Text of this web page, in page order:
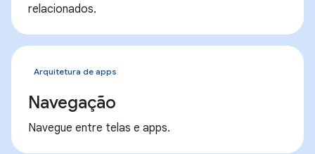
relacionados.
Arquitetura de apps
Navegação
Navegue entre telas e apps.